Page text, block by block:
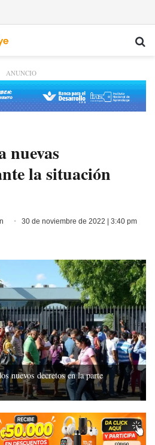
ANUNCIO
nuevas
la situación
30 de noviembre de 2022 | 3:40 pm
nuevos decretos en la parte